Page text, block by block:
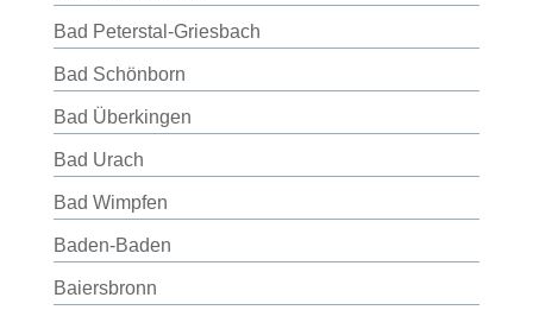
Bad Peterstal-Griesbach
Bad Schönborn
Bad Überkingen
Bad Urach
Bad Wimpfen
Baden-Baden
Baiersbronn